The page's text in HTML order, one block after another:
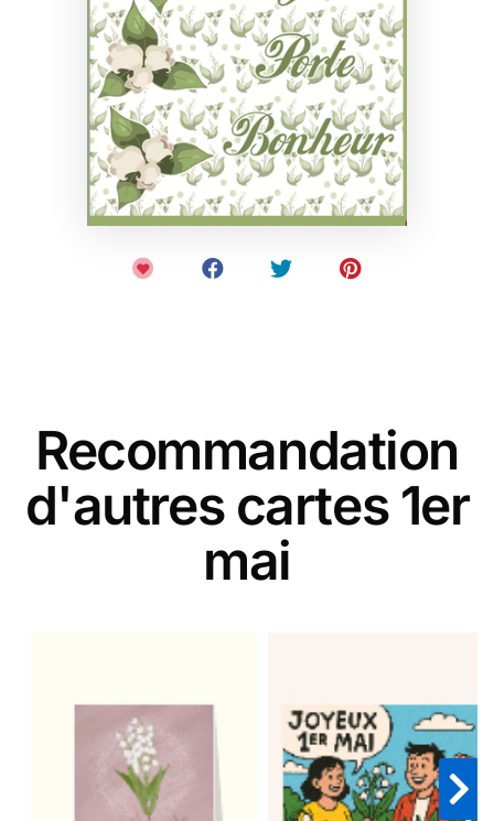
Recommandation
d'autres cartes 1er
mai